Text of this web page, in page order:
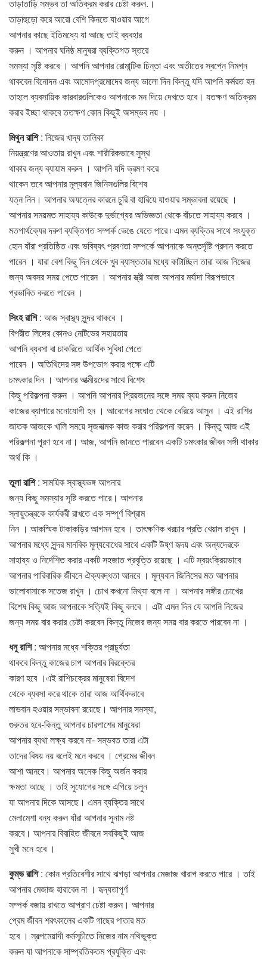
তাড়াতাড়ি সম্ভব তা অতিক্রম করার চেষ্টা করুন.।
তাড়াহুড়াে করে আরাে বেশি কিনতে যাওয়ার আগে
আপনার কাছে ইতিমধ্যে যা আছে তাই ব্যবহার
করুন । আপনার ঘনিষ্ঠ মানুষরা ব্যক্তিগত স্তরে
সমস্যা সৃষ্টি করবে । আপনি আপনার রােমান্টিক চিন্তা এবং অতীতের স্বপ্নে নিমগ্ন
থাকবেন বিনােদন এবং আমােদপ্রমােদের জন্য ভালাে দিন কিন্তু যদি আপনি কর্মরত হন
তাহলে ব্যবসায়িক কারবারগুলিকেও আপনাকে মন দিয়ে দেখতে হবে। যতক্ষণ অতিক্রম
করার ইচ্ছা থাকবে ততক্ষণ কোন কিছুই অসম্ভব নয় ।
মিথুন রাশি: নিজের খাদ্য তালিকা
নিয়ন্ত্রণের আওতায় রাখুন এবং শারীরিকভাবে সুস্থ
থাকার জন্য ব্যায়াম করুন । আপনি যদি ভ্রমণ করে
থাকেন তবে আপনার মূল্যবান জিনিসগুলির বিশেষ
যত্ন নিন। আপনার অযত্নের কারনে চুরি বা হারিয়ে যাওয়ার সম্ভাবনা রয়েছে ।
আপনার সময়মত সাহায্য কাউকে দুর্ভাগ্যের অভিজ্ঞতা থেকে বাঁচতে সাহায্য করবে ।
মতপার্থক্যের দরুণ ব্যক্তিগত সম্পর্ক ভেঙে যেতে পারে ৷ এমন ব্যক্তির সাথে সংযুক্ত
হােন যাঁরা প্রতিষ্ঠিত এবং ভবিষ্যৎ প্রবণতা সম্পর্কে আপনাকে অন্তর্দৃষ্টি প্রদান করতে
পারেন । যারা বেশ কিছু দিন থেকে খুব ব্যাস্ততার মধ্যে কাটাচ্ছিল তারা আজ নিজের
জন্য অবসর সময় পেতে পারেন । আপনার স্ত্রী আজ আপনার মর্যাদা বিরূপভাবে
প্রভাবিত করতে পারেন ।
সিংহ রাশি: আজ স্বাস্থ্য সুন্দর থাকবে ।
বিপরীত লিঙ্গের কোনও নেটিভের সহায়তায়
আপনি ব্যবসা বা চাকরিতে আর্থিক সুবিধা পেতে
পারেন । অতিথিদের সঙ্গ উপভোগ করার পক্ষে এটি
চমৎকার দিন । আপনার আত্মীয়দের সাথে বিশেষ
কিছু পরিকল্পনা করুন । আপনি আপনার প্রিয়জনের সঙ্গে সময় ব্যয় করুন নিজের
কাজের ব্যাপারে মনােযোগী হন । আবেগের সংঘাত থেকে বেরিয়ে আসুন । এই রাশির
জাতক আজকে খালি সময়ে সৃজনাত্মক কাজ করার পরিকল্পনা করেন । কিন্তু আজ এই
পরিকল্পনা পূরণ হবে না। আজ, আপনি জানতে পারবেন একটি চমৎকার জীবন সঙ্গী থাকার
অর্থ কি ।
তুলা রাশি: সাময়িক স্বাস্থ্যভঙ্গ আপনার
জন্য কিছু সমস্যার সৃষ্টি করতে পারে। আপনার
স্নায়ুতন্ত্রকে কার্যকরী রাখতে এক সম্পূর্ণ বিশ্রাম
নিন । আকস্মিক টাকাকড়ির আগমন হবে । তাৎক্ষণিক খরচার প্রতি খেয়াল রাখুন ।
আপনার মধ্যে সুন্দর মানবিক মূল্যবােধের সাথে একটি উষ্ণ হৃদয় এবং অন্যদেরকে
সাহায্য ও নির্দেশিত করার একটি সহজাত প্রবৃত্তি রয়েছে । এটি স্বয়ংক্রিয়ভাবে
আপনার পারিবারিক জীবনে ঐক্যবদ্ধতা আনবে । মূল্যবান জিনিসের মত আপনার
ভালােবাসাকে সতেজ রাখুন । চোখ কখনাে মিথ্যা বলে না । আপনার সঙ্গীর চোখের
বিশেষ কিছু আজ আপনাকে সত্যিই কিছু বলবে । এটা এমন দিন যে আপনি নিজের
জন্য সময় বার করার চেষ্টা করবেন কিন্তু নিজের জন্য সময় বার করতে পারবেন না ।
ধনু রাশি: আপনার মধ্যে শক্তির প্রাচুর্যতা
থাকবে কিন্তু কাজের চাপ আপনার বিরক্তের
কারণ হবে ।এই রাশিচক্রের মানুষেরা বিদেশ
থেকে ব্যবসা করে থাকে তারা আজ আর্থিকভাবে
লাভবান হওয়ার সম্ভাবনা রয়েছে। আপনার সমস্যা,
গুরুতর হবে-কিন্তু আপনার চারপাশের মানুষেরা
আপনার ব্যথা লক্ষ্য করবে না- সম্ভবত তারা এটা
তাদের বিষয় নয় বলেই মনে করবে । প্রেমের জীবন
আশা আনবে। আপনার অনেক কিছু অর্জন করার
ক্ষমতা আছে । তাই সুযােগের সঙ্গে এগিয়ে চলুন
যা আপনার দিকে আসছে। এমন ব্যক্তির সাথে
মেলামেশা বন্ধ করুন যাঁরা আপনার সুনাম নষ্ট
করবে। আপনার বিবাহিত জীবনে সবকিছুই আজ
সুখী মনে হবে ।
কুম্ভ রাশি: কোন প্রতিবেশীর সাথে ঝগড়া আপনার মেজাজ খারাপ করতে পারে । তাই
আপনার মেজাজ হারাবেন না । হৃদ্যতাপূর্ণ
সম্পর্ক বজায় রাখতে আপ্রাণ চেষ্টা করুন। আপনার
প্রেম জীবন শরৎকালের একটি গাছের পাতার মত
হবে । স্বল্পমেয়াদী কর্মসূচীতে নিজের নাম নথিভুক্ত
করুন যা আপনাকে সাম্প্রতিকতম প্রযুক্তি এবং